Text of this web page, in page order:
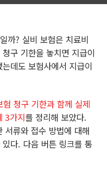
까? 실비 보험은 치료비
구 기한을 놓치면 지급이
데도 보험사에서 지급이
청구 기한과 함께 실제
3가지를 정리해 보았다.
서류와 접수 방법에 대해
다. 다음 버튼 링크를 통